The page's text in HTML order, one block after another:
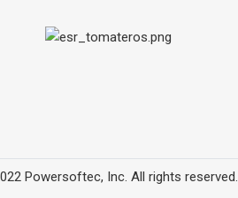
Powersoftec, Inc. All rights reserved.